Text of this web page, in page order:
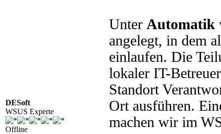
DESoft
WSUS Experte
Offline
Unter Automatik
angelegt, in dem
einlaufen. Die
lokaler IT-
Standort
Ort ausführen.
machen wir im